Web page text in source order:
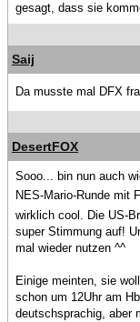
gesagt, dass sie
Saij
Da musste mal DFX
DesertFOX
Sooo... bin nun auch
NES-Mario-Runde mit
wirklich cool. Die US-
super Stimmung auf!
mal wieder nutzen ^^
Einige meinten, sie
schon um 12Uhr am
deutschsprachig, aber